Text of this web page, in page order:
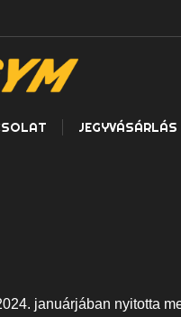
JEGYVÁSÁRLÁS
januárjában nyitotta